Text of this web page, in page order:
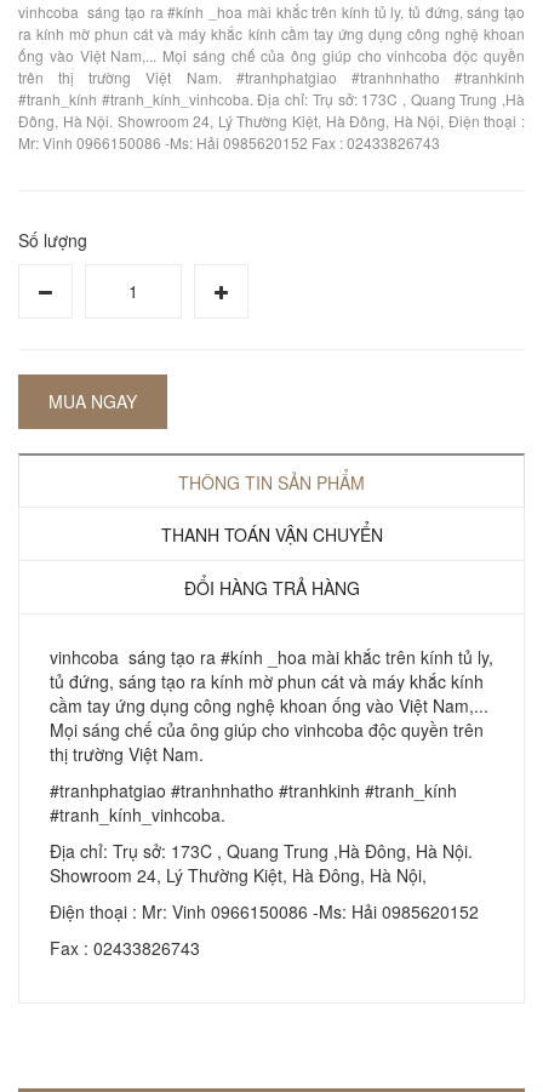
vinhcoba sáng tạo ra #kính _hoa mài khắc trên kính tủ ly, tủ đứng, sáng tạo
ra kính mờ phun cát và máy khắc kính cầm tay ứng dụng công nghệ khoan
ống vào Việt Nam,... Mọi sáng chế của ông giúp cho vinhcoba độc quyền
trên thị trường Việt Nam. #tranhphatgiao #tranhnhatho #tranhkinh
#tranh_kính #tranh_kính_vinhcoba. Địa chỉ: Trụ sở: 173C , Quang Trung ,Hà
Đông, Hà Nội. Showroom 24, Lý Thường Kiệt, Hà Đông, Hà Nội, Điện thoại :
Mr: Vinh 0966150086 -Ms: Hải 0985620152 Fax : 02433826743
Số lượng
MUA NGAY
THÔNG TIN SẢN PHẨM
THANH TOÁN VẬN CHUYỂN
ĐỔI HÀNG TRẢ HÀNG
vinhcoba sáng tạo ra #kính _hoa mài khắc trên kính tủ ly,
tủ đứng, sáng tạo ra kính mờ phun cát và máy khắc kính
cầm tay ứng dụng công nghệ khoan ống vào Việt Nam,...
Mọi sáng chế của ông giúp cho vinhcoba độc quyền trên
thị trường Việt Nam.
#tranhphatgiao #tranhnhatho #tranhkinh #tranh_kính
#tranh_kính_vinhcoba.
Địa chỉ: Trụ sở: 173C , Quang Trung ,Hà Đông, Hà Nội.
Showroom 24, Lý Thường Kiệt, Hà Đông, Hà Nội,
Điện thoại : Mr: Vinh 0966150086 -Ms: Hải 0985620152
Fax : 02433826743